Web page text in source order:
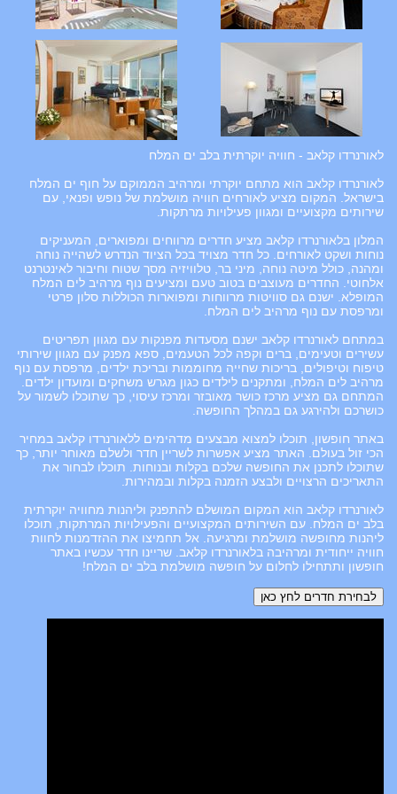
לאורנרדו קלאב - חוויה יוקרתית בלב ים המלח
לאורנרדו קלאב הוא מתחם יוקרתי ומרהיב הממוקם על חוף ים המלח
בישראל. המקום מציע לאורחים חוויה מושלמת של נופש ופנאי, עם
שירותים מקצועיים ומגוון פעילויות מרתקות.
המלון בלאורנרדו קלאב מציע חדרים מרווחים ומפוארים, המעניקים
נוחות ושקט לאורחים. כל חדר מצויד בכל הציוד הנדרש לשהייה נוחה
ומהנה, כולל מיטה נוחה, מיני בר, טלוויזיה מסך שטוח וחיבור לאינטרנט
אלחוטי. החדרים מעוצבים בטוב טעם ומציעים נוף מרהיב לים המלח
המופלא. ישנם גם סוויטות מרווחות ומפוארות הכוללות סלון פרטי
ומרפסת עם נוף מרהיב לים המלח.
במתחם לאורנרדו קלאב ישנם מסעדות מפנקות עם מגוון תפריטים
עשירים וטעימים, ברים וקפה לכל הטעמים, ספא מפנק עם מגוון שירותי
טיפוח וטיפולים, בריכות שחייה מחוממות ובריכת ילדים, מרפסת עם נוף
מרהיב לים המלח, ומתקנים לילדים כגון מגרש משחקים ומועדון ילדים.
המתחם גם מציע מרכז כושר מאובזר ומרכז עיסוי, כך שתוכלו לשמור על
כושרכם ולהירגע גם במהלך החופשה.
באתר חופשון, תוכלו למצוא מבצעים מדהימים ללאורנרדו קלאב במחיר
הכי זול בעולם. האתר מציע אפשרות לשריין חדר ולשלם מאוחר יותר, כך
שתוכלו לתכנן את החופשה שלכם בקלות ובנוחות. תוכלו לבחור את
התאריכים הרצויים ולבצע הזמנה בקלות ובמהירות.
לאורנרדו קלאב הוא המקום המושלם להתפנק וליהנות מחוויה יוקרתית
בלב ים המלח. עם השירותים המקצועיים והפעילויות המרתקות, תוכלו
ליהנות מחופשה מושלמת ומרגיעה. אל תחמיצו את ההזדמנות לחוות
חוויה ייחודית ומרהיבה בלאורנרדו קלאב. שריינו חדר עכשיו באתר
חופשון ותתחילו לחלום על חופשה מושלמת בלב ים המלח!